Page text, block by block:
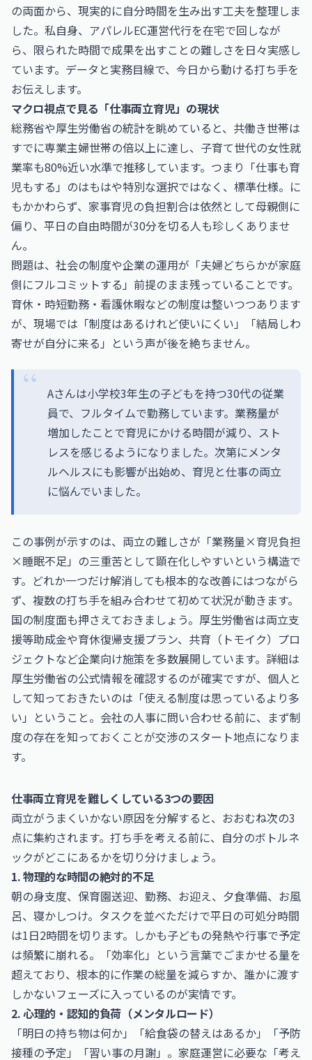
の両面から、現実的に自分時間を生み出す工夫を整理しま
した。私自身、アパレルEC運営代行を在宅で回しなが
ら、限られた時間で成果を出すことの難しさを日々実感し
ています。データと実務目線で、今日から動ける打ち手を
お伝えします。
マクロ視点で見る「仕事両立育児」の現状
総務省や厚生労働省の統計を眺めていると、共働き世帯は
すでに専業主婦世帯の倍以上に達し、子育て世代の女性就
業率も80%近い水準で推移しています。つまり「仕事も育
児もする」のはもはや特別な選択ではなく、標準仕様。に
もかかわらず、家事育児の負担割合は依然として母親側に
偏り、平日の自由時間が30分を切る人も珍しくありませ
ん。
問題は、社会の制度や企業の運用が「夫婦どちらかが家庭
側にフルコミットする」前提のまま残っていることです。
育休・時短勤務・看護休暇などの制度は整いつつあります
が、現場では「制度はあるけれど使いにくい」「結局しわ
寄せが自分に来る」という声が後を絶ちません。
Aさんは小学校3年生の子どもを持つ30代の従業
員で、フルタイムで勤務しています。業務量が
増加したことで育児にかける時間が減り、スト
レスを感じるようになりました。次第にメンタ
ルヘルスにも影響が出始め、育児と仕事の両立
に悩んでいました。
この事例が示すのは、両立の難しさが「業務量×育児負担
×睡眠不足」の三重苦として顕在化しやすいという構造で
す。どれか一つだけ解消しても根本的な改善にはつながら
ず、複数の打ち手を組み合わせて初めて状況が動きます。
国の制度面も押さえておきましょう。厚生労働省は両立支
援等助成金や育休復帰支援プラン、共育（トモイク）プロ
ジェクトなど企業向け施策を多数展開しています。詳細は
厚生労働省の公式情報を確認するのが確実ですが、個人と
して知っておきたいのは「使える制度は思っているより多
い」ということ。会社の人事に問い合わせる前に、まず制
度の存在を知っておくことが交渉のスタート地点になりま
す。
仕事両立育児を難しくしている3つの要因
両立がうまくいかない原因を分解すると、おおむね次の3
点に集約されます。打ち手を考える前に、自分のボトルネ
ックがどこにあるかを切り分けましょう。
1. 物理的な時間の絶対的不足
朝の身支度、保育園送迎、勤務、お迎え、夕食準備、お風
呂、寝かしつけ。タスクを並べただけで平日の可処分時間
は1日2時間を切ります。しかも子どもの発熱や行事で予定
は頻繁に崩れる。「効率化」という言葉でごまかせる量を
超えており、根本的に作業の総量を減らすか、誰かに渡す
しかないフェーズに入っているのが実情です。
2. 心理的・認知的負荷（メンタルロード）
「明日の持ち物は何か」「給食袋の替えはあるか」「予防
接種の予定」「習い事の月謝」。家庭運営に必要な「考え